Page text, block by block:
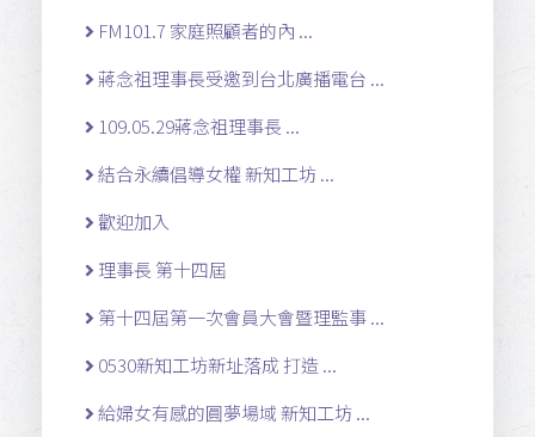
FM101.7 家庭照顧者的內 ...
蔣念祖理事長受邀到台北廣播電台 ...
109.05.29蔣念祖理事長 ...
結合永續倡導女權 新知工坊 ...
歡迎加入
理事長 第十四屆
第十四屆第一次會員大會暨理監事 ...
0530新知工坊新址落成 打造 ...
給婦女有感的圓夢場域 新知工坊 ...